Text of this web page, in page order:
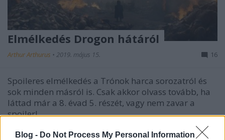
Blog - Do Not Process My Personal Information
Elmélkedés Drogon hátáról
Arthur Arthurus • 2019. május 15. 16
Spoileres elmélkedés a Trónok harca sorozatról és
sok minden másról is. Csak akkor olvass tovább, ha
láttad már a 8. évad 5. részét, vagy nem zavar a
spoiler!